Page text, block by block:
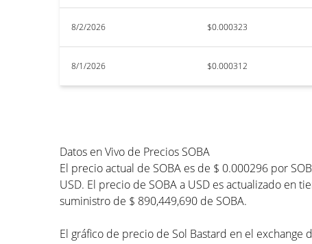
8/2/2026 $0.000323
8/1/2026 $0.000312
Datos en Vivo de Precios SOBA
El precio actual de SOBA es de $ 0.000296 por
USD. El precio de SOBA a USD es actualizado en
suministro de $ 890,449,690 de SOBA.
El gráfico de precio de Sol Bastard en el exchange